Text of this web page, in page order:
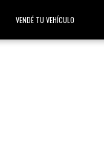
VENDÉ TU VEHÍCULO